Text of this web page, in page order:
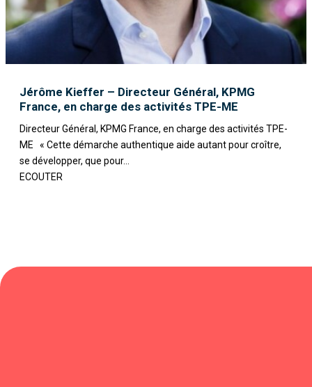
Jérôme Kieffer – Directeur Général, KPMG
France, en charge des activités TPE-ME
Directeur Général, KPMG France, en charge des activités TPE-
ME « Cette démarche authentique aide autant pour croître,
se développer, que pour...
ECOUTER